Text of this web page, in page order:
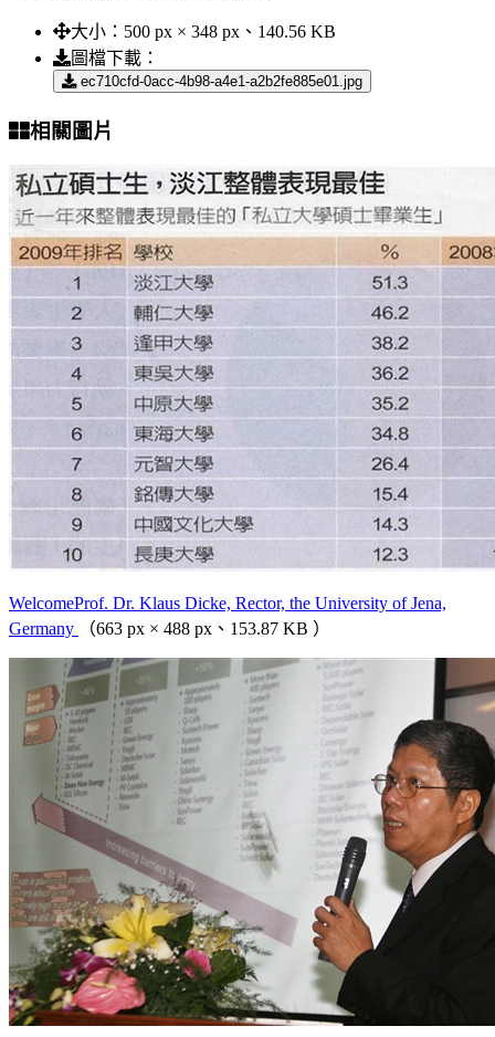
大小： 500 px × 348 px、140.56 KB
圖檔下載：
ec710cfd-0acc-4b98-a4e1-a2b2fe885e01.jpg
相關圖片
WelcomeProf. Dr. Klaus Dicke, Rector, the University of Jena,
Germany
（663 px × 488 px、153.87 KB ）